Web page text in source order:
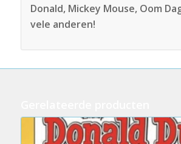
Donald, Mickey Mouse, Oom
vele anderen!